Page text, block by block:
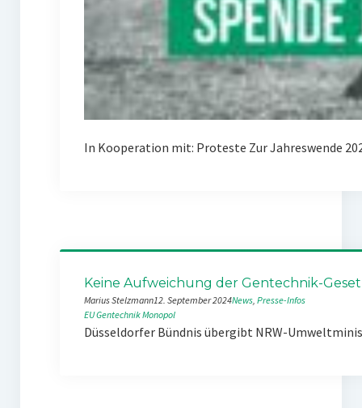
In Kooperation mit: Proteste Zur Jahreswende
Keine Aufweichung der Gentechnik-
Marius Stelzmann12. September 2024News, Presse-Infos
EUGentechnikMonopol
Düsseldorfer Bündnis übergibt NRW-